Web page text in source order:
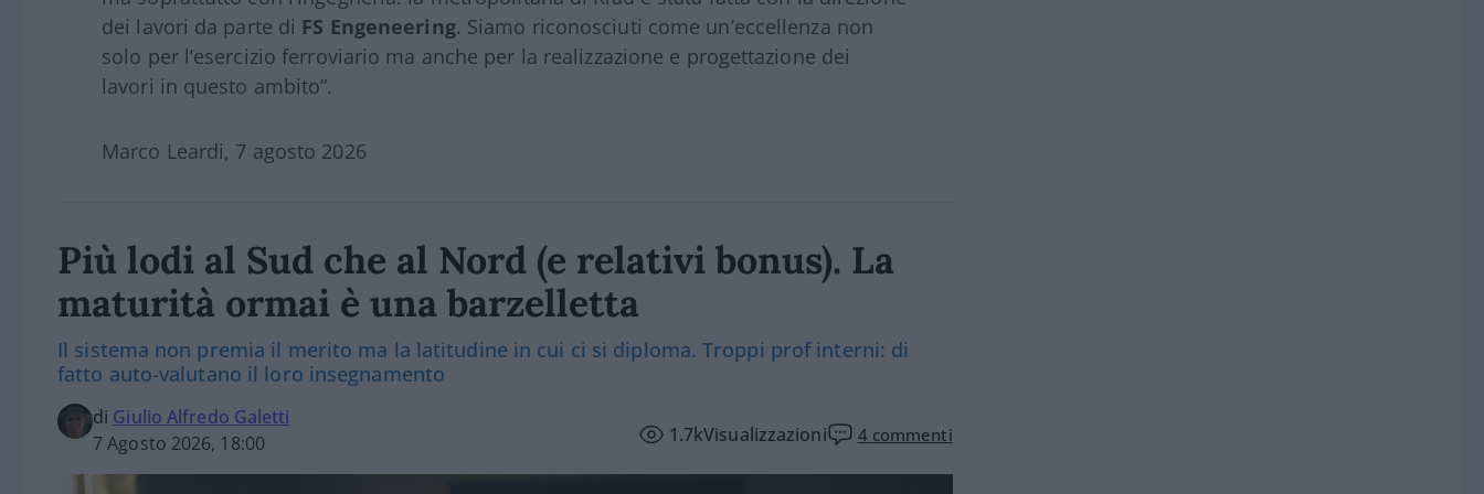
dei lavori da parte di FS Engeneering. Siamo riconosciuti come un’eccellenza non
solo per l’esercizio ferroviario ma anche per la realizzazione e progettazione dei
lavori in questo ambito”.
Marco Leardi, 7 agosto 2026
Più lodi al Sud che al Nord (e relativi bonus). La
maturità ormai è una barzelletta
Il sistema non premia il merito ma la latitudine in cui ci si diploma. Troppi prof interni: di
fatto auto-valutano il loro insegnamento
di Giulio Alfredo Galetti
7 Agosto 2026, 18:00
1.7kVisualizzazioni 4 commenti